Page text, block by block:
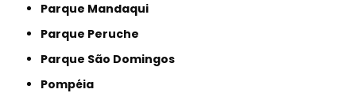
Parque Mandaqui
Parque Peruche
Parque São Domingos
Pompéia